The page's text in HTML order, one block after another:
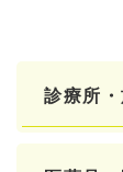
診療所